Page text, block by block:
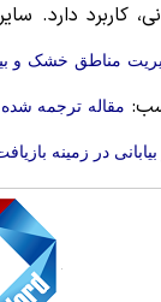
کاربرد دارد. سایر
مناطق خشک و
مقاله ترجمه
در زمینه